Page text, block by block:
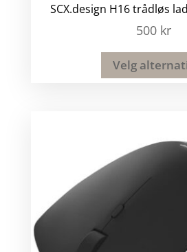
SCX.design H16 trådløs
500 kr
Velg